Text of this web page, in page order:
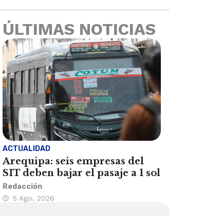
ÚLTIMAS NOTICIAS
ACTUALIDAD
Arequipa: seis empresas del
SIT deben bajar el pasaje a 1 sol
Redacción
5 Ago, 2026